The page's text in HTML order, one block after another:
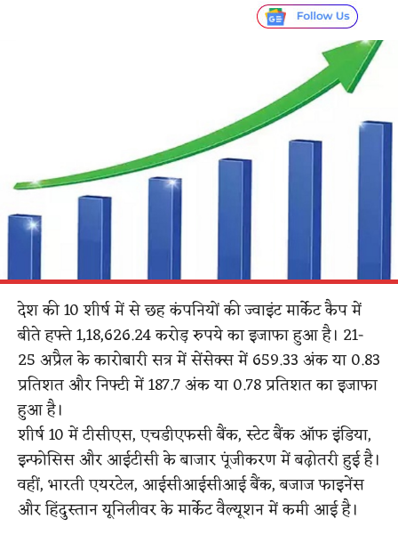
देश की 10 शीर्ष में से छह कंपनियों की ज्वाइंट मार्केट कैप में
बीते हफ्ते 1,18,626.24 करोड़ रुपये का इजाफा हुआ है। 21-
25 अप्रैल के कारोबारी सत्र में सेंसेक्स में 659.33 अंक या 0.83
प्रतिशत और निफ्टी में 187.7 अंक या 0.78 प्रतिशत का इजाफा
हुआ है।
शीर्ष 10 में टीसीएस, एचडीएफसी बैंक, स्टेट बैंक ऑफ इंडिया,
इन्फोसिस और आईटीसी के बाजार पूंजीकरण में बढ़ोतरी हुई है।
वहीं, भारती एयरटेल, आईसीआईसीआई बैंक, बजाज फाइनेंस
और हिंदुस्तान यूनिलीवर के मार्केट वैल्यूशन में कमी आई है।